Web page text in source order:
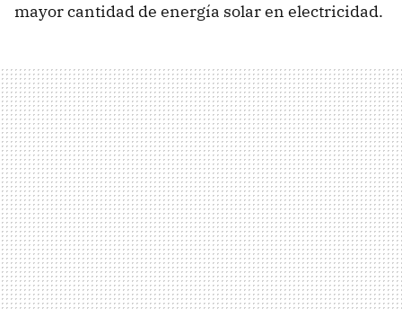
mayor cantidad de energía solar en electricidad.